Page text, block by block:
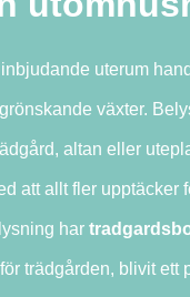
uterum
växter.
altan eller
att allt fler upptäcker
har
trädgården, blivit ett